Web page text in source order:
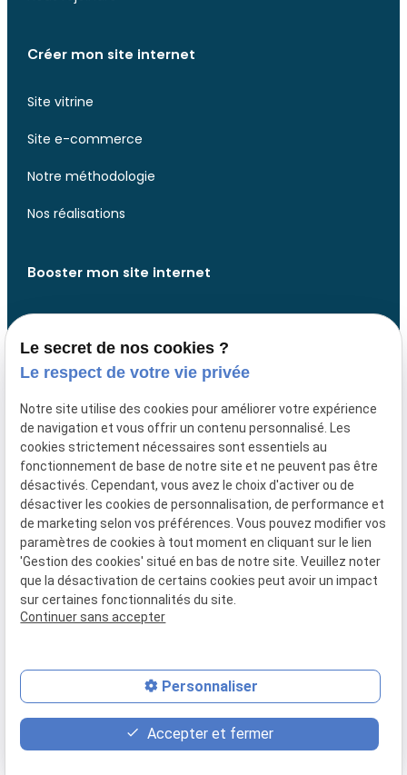
Créer mon site internet
Site vitrine
Site e-commerce
Notre méthodologie
Nos réalisations
Booster mon site internet
Analyse de votre site web
Analyse de votre présence web
Design website
Liens utiles
Mentions légales
Politique de confidentialité
Gestion des cookies
Paiement en ligne
Le secret de nos cookies ?
Le respect de votre vie privée
Notre site utilise des cookies pour améliorer votre expérience
de navigation et vous offrir un contenu personnalisé. Les
cookies strictement nécessaires sont essentiels au
fonctionnement de base de notre site et ne peuvent pas être
désactivés. Cependant, vous avez le choix d'activer ou de
désactiver les cookies de personnalisation, de performance et
de marketing selon vos préférences. Vous pouvez modifier vos
paramètres de cookies à tout moment en cliquant sur le lien
'Gestion des cookies' situé en bas de notre site. Veuillez noter
que la désactivation de certains cookies peut avoir un impact
sur certaines fonctionnalités du site.
Continuer sans accepter
Personnaliser
Accepter et fermer